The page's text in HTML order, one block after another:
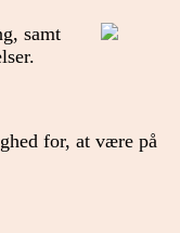
samt
for, at være på